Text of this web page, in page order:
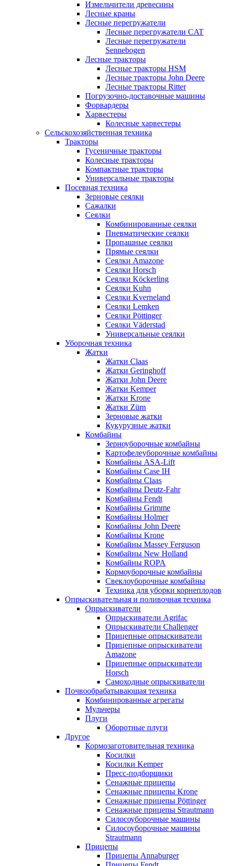
Измельчители древесины
Лесные краны
Лесные перегружатели
Лесные перегружатели CAT
Лесные перегружатели
Sennebogen
Лесные тракторы
Лесные тракторы HSM
Лесные тракторы John Deere
Лесные тракторы Ritter
Погрузочно-доставочные машины
Форвардеры
Харвестеры
Колесные харвестеры
Сельскохозяйственная техника
Тракторы
Гусеничные тракторы
Колесные тракторы
Компактные тракторы
Универсальные тракторы
Посевная техника
Зерновые сеялки
Сажалки
Сеялки
Комбинированные сеялки
Пневматические сеялки
Пропашные сеялки
Прямые сеялки
Сеялки Amazone
Сеялки Horsch
Сеялки Köckerling
Сеялки Kuhn
Сеялки Kverneland
Сеялки Lemken
Сеялки Pöttinger
Сеялки Väderstad
Универсальные сеялки
Уборочная техника
Жатки
Жатки Claas
Жатки Geringhoff
Жатки John Deere
Жатки Kemper
Жатки Krone
Жатки Zürn
Зерновые жатки
Кукурузные жатки
Комбайны
Зерноуборочные комбайны
Картофелеуборочные комбайны
Комбайны ASA-Lift
Комбайны Case IH
Комбайны Claas
Комбайны Deutz-Fahr
Комбайны Fendt
Комбайны Grimme
Комбайны Holmer
Комбайны John Deere
Комбайны Krone
Комбайны Massey Ferguson
Комбайны New Holland
Комбайны ROPA
Кормоуборочные комбайны
Свеклоуборочные комбайны
Техника для уборки корнеплодов
Опрыскивательная и поливочная техника
Опрыскиватели
Опрыскиватели Agrifac
Опрыскиватели Challenger
Прицепные опрыскиватели
Прицепные опрыскиватели
Amazone
Прицепные опрыскиватели
Horsch
Самоходные опрыскиватели
Почвообрабатывающая техника
Комбинированные агрегаты
Мульчеры
Плуги
Оборотные плуги
Другое
Кормозаготовительная техника
Косилки
Косилки Kemper
Пресс-подборщики
Сенажные прицепы
Сенажные прицепы Krone
Сенажные прицепы Pöttinger
Сенажные прицепы Strautmann
Силосоуборочные машины
Силосоуборочные машины
Strautmann
Прицепы
Прицепы Annaburger